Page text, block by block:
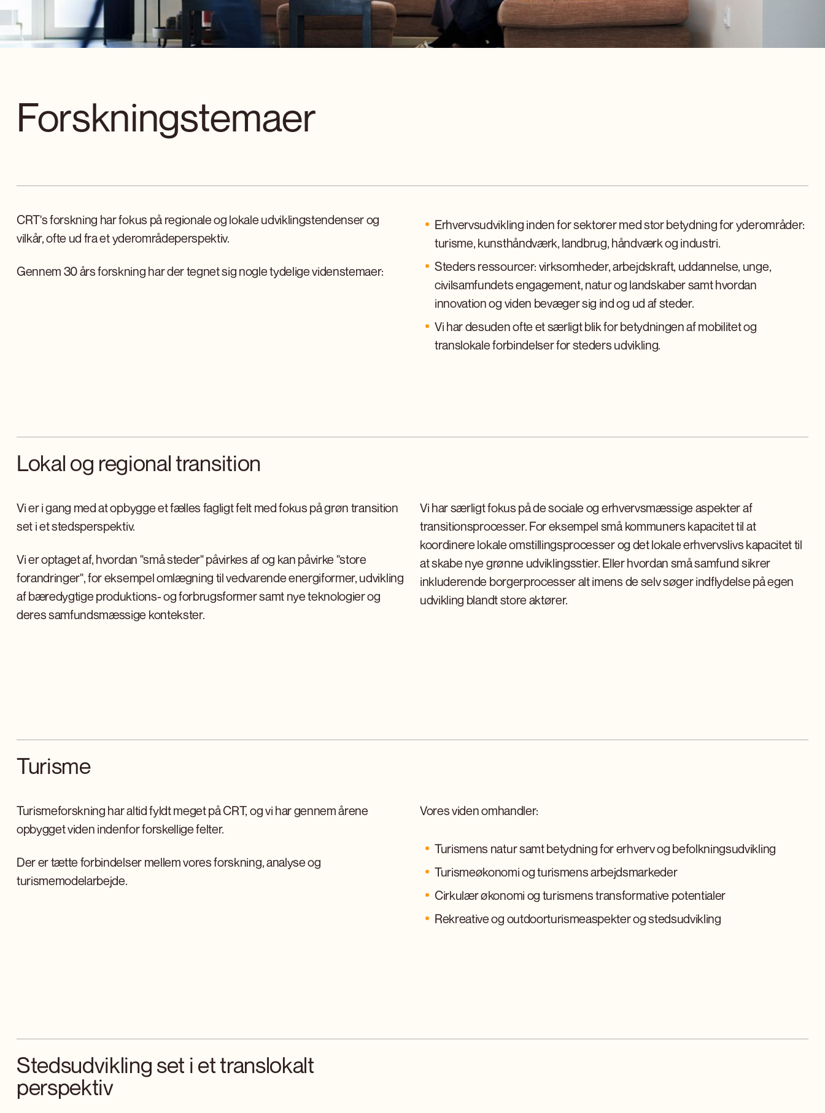
Forskningstemaer
CRT's forskning har fokus på regionale og lokale udviklingstendenser og
vilkår, ofte ud fra et yderområdeperspektiv.
Gennem 30 års forskning har der tegnet sig nogle tydelige videnstemaer:
Erhvervsudvikling inden for sektorer med stor betydning for yderområder:
turisme, kunsthåndværk, landbrug, håndværk og industri.
Steders ressourcer: virksomheder, arbejdskraft, uddannelse, unge,
civilsamfundets engagement, natur og landskaber samt hvordan
innovation og viden bevæger sig ind og ud af steder.
Vi har desuden ofte et særligt blik for betydningen af mobilitet og
translokale forbindelser for steders udvikling.
Lokal og regional transition
Vi er i gang med at opbygge et fælles fagligt felt med fokus på grøn transition
set i et stedsperspektiv.
Vi er optaget af, hvordan "små steder" påvirkes af og kan påvirke "store
forandringer", for eksempel omlægning til vedvarende energiformer, udvikling
af bæredygtige produktions- og forbrugsformer samt nye teknologier og
deres samfundsmæssige kontekster.
Vi har særligt fokus på de sociale og erhvervsmæssige aspekter af
transitionsprocesser. For eksempel små kommuners kapacitet til at
koordinere lokale omstillingsprocesser og det lokale erhvervslivs kapacitet til
at skabe nye grønne udviklingsstier. Eller hvordan små samfund sikrer
inkluderende borgerprocesser alt imens de selv søger indflydelse på egen
udvikling blandt store aktører.
Turisme
Turismeforskning har altid fyldt meget på CRT, og vi har gennem årene
opbygget viden indenfor forskellige felter.
Der er tætte forbindelser mellem vores forskning, analyse og
turismemodelarbejde.
Vores viden omhandler:
Turismens natur samt betydning for erhverv og befolkningsudvikling
Turismeøkonomi og turismens arbejdsmarkeder
Cirkulær økonomi og turismens transformative potentialer
Rekreative og outdoorturismeaspekter og stedsudvikling
Stedsudvikling set i et translokalt
perspektiv